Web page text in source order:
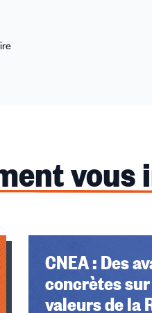
vous
CNEA : Des
concrètes
valeurs de la